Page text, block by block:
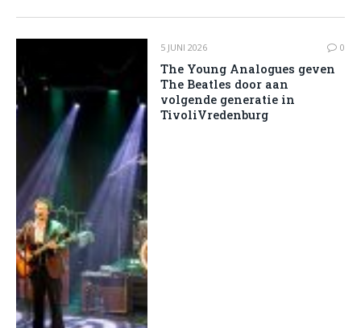
5 JUNI 2026 0
The Young Analogues geven
The Beatles door aan
volgende generatie in
TivoliVredenburg